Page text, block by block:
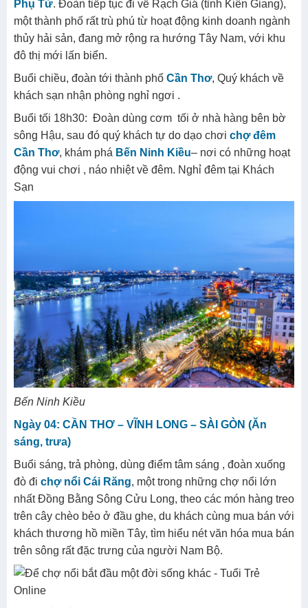
phá Hà Tiên về đêm, nghỉ đêm tại Khách Sạn.
Ngày 03: KIÊN GIANG – CẦN THƠ (Ăn sáng, trưa, tối)
Buổi sáng, đùng điểm tâm sáng , trả phòng, đoàn đi
Chồng
, du khách
viếng chùa Hang, tham quan Hòn
Phụ Tử
. Đoàn tiếp tục đi về Rạch Giá (tỉnh Kiên Giang),
một thành phố rất trù phú từ hoạt động kinh doanh ngành
thủy hải sản, đang mở rộng ra hướng Tây Nam, với khu
đô thị mới lấn biển.
Buổi chiều, đoàn tới thành phố
Cần Thơ , Quý khách về
khách sạn nhận phòng nghỉ ngơi .
Buổi tối 18h30: Đoàn dùng cơm tối ở nhà hàng bên bờ
– nơi có những hoạt
động vui chơi , náo nhiệt về đêm. Nghỉ đêm tại Khách
Sạn
Bến Ninh Kiều
Ngày 04: CẦN THƠ – VĨNH LONG – SÀI GÒN (Ăn
sáng, trưa)
Buổi sáng, trả phòng, dùng điểm tâm sáng , đoàn xuống
đò đi
chợ nổi Cái Răng , một trong những chợ nổi lớn
nhất Đồng Bằng Sông Cửu Long, theo các món hàng treo